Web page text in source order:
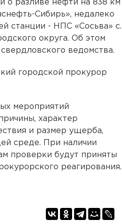
о разливе нефти на 838 км
Сибирь», недалеко
станции - НПС «Сосьва» с.
округа. Об этом
ведомства.
городской прокурор
мероприятий
характер
и размер ущерба,
среде. При наличии
проверки будут приняты
реагирования.